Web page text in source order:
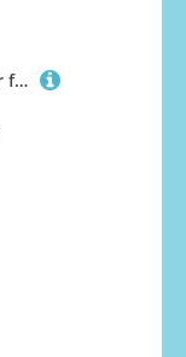
Mrs. Clause Kostüm Zubehör für Kinder Frauen Weihnachten Geburtstag inklusive Weihnachtsmannmütze Weihnachtsmann Haar Brille Halskette Schürze Weihnachtsmütze